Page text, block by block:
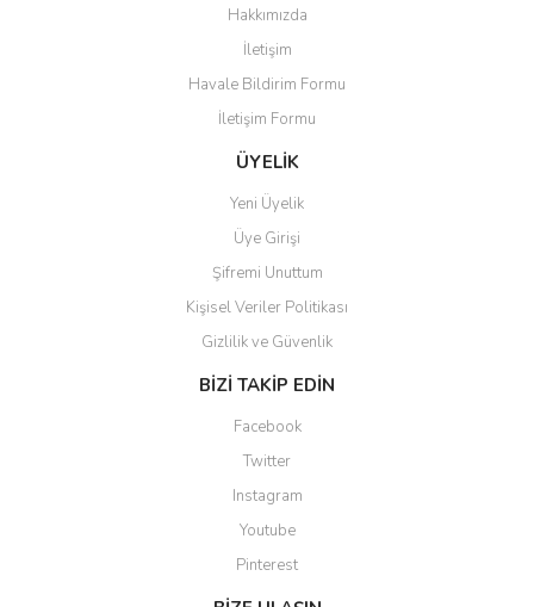
Hakkımızda
İletişim
Havale Bildirim Formu
İletişim Formu
ÜYELİK
Yeni Üyelik
Üye Girişi
Şifremi Unuttum
Kişisel Veriler Politikası
Gizlilik ve Güvenlik
BİZİ TAKİP EDİN
Facebook
Twitter
Instagram
Youtube
Pinterest